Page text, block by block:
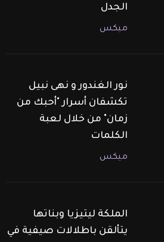
الجدل
ميكس
نور الغندور و نهى نبيل
تكشفان أسرار "أحبك من
زمان" من خلال لعبة
الكلمات
ميكس
الملكة ليتيزيا وبناتها
يتألقن باطلالات صيفية في